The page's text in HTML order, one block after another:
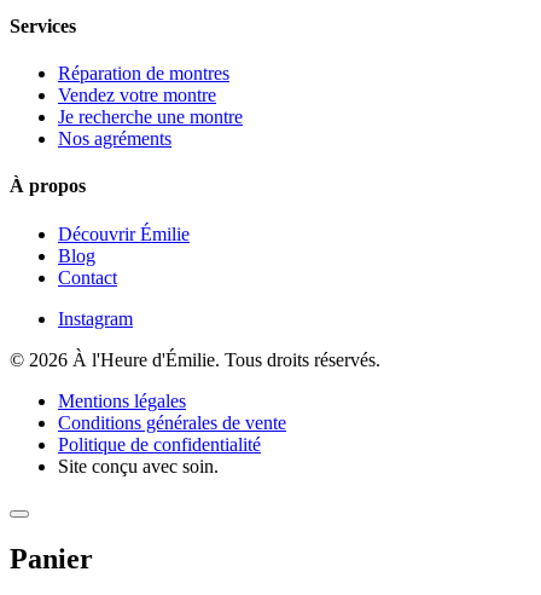
Services
Réparation de montres
Vendez votre montre
Je recherche une montre
Nos agréments
À propos
Découvrir Émilie
Blog
Contact
Instagram
© 2026 À l'Heure d'Émilie. Tous droits réservés.
Mentions légales
Conditions générales de vente
Politique de confidentialité
Site conçu avec soin.
Panier